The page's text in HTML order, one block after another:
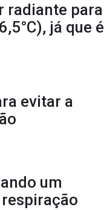
radiante para
já que é
evitar a
um